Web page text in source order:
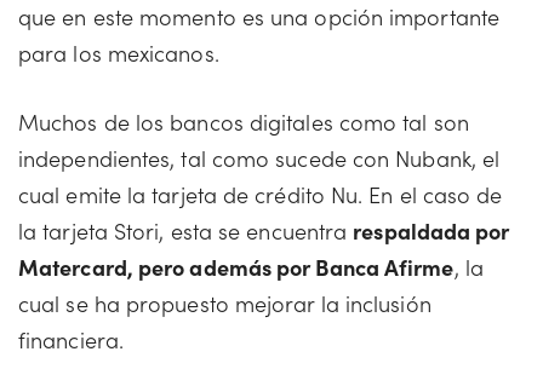
que en este momento es una opción importante
para los mexicanos.
Muchos de los bancos digitales como tal son
independientes, tal como sucede con Nubank, el
cual emite la tarjeta de crédito Nu. En el caso de
la tarjeta Stori, esta se encuentra respaldada por
Matercard, pero además por Banca Afirme, la
cual se ha propuesto mejorar la inclusión
financiera.